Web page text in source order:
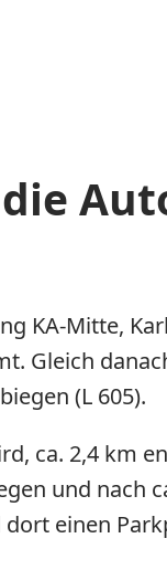
KA-Mitte,
Gleich
(L 605).
ca. 2,4 km
und nach
einen